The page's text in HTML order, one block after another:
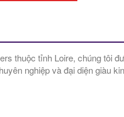
thuộc tỉnh Loire, chúng tôi
nghiệp và đại diện giàu